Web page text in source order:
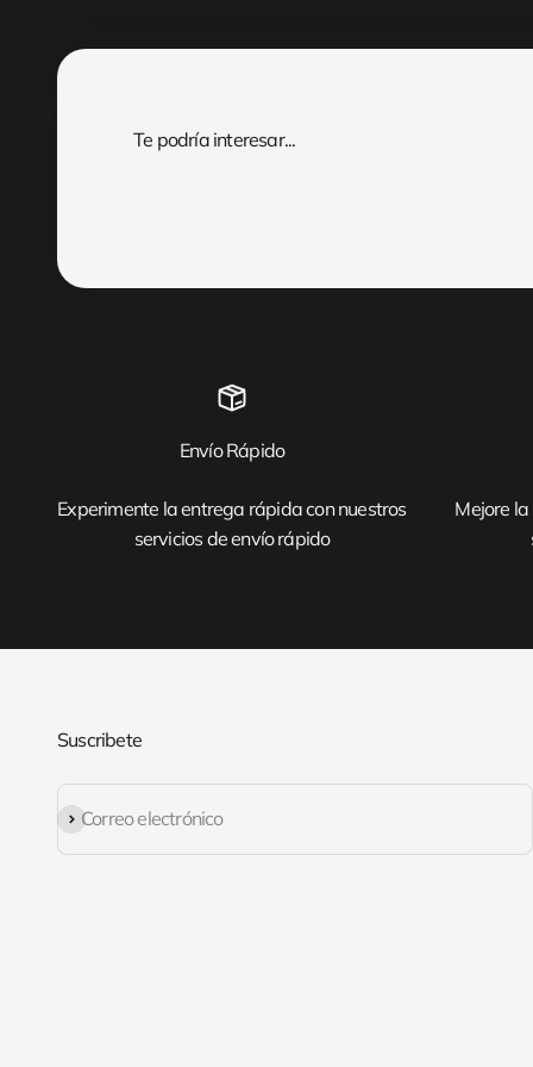
Envío Rápido
Experimente la entrega rápida con nuestros
servicios de envío rápido
Mejore
Suscribete
Correo electrónico
Suscribirse